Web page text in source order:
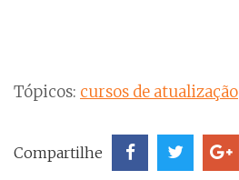
Tópicos: cursos de atualização
Compartilhe